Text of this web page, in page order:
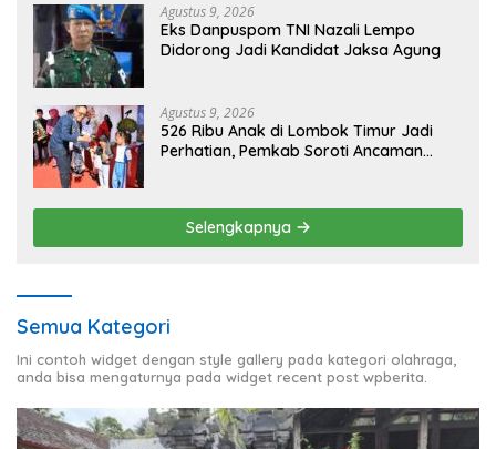
Agustus 9, 2026
Eks Danpuspom TNI Nazali Lempo
Didorong Jadi Kandidat Jaksa Agung
Agustus 9, 2026
526 Ribu Anak di Lombok Timur Jadi
Perhatian, Pemkab Soroti Ancaman
Selengkapnya
Semua Kategori
Ini contoh widget dengan style gallery pada kategori olahraga,
anda bisa mengaturnya pada widget recent post wpberita.